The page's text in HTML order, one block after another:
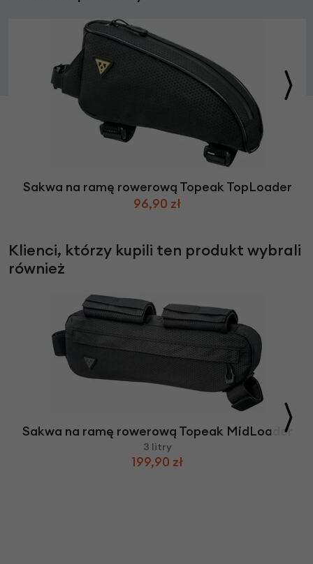
Sakwa na ramę rowerową Topeak TopLoader
96,90 zł
Klienci, którzy kupili ten produkt wybrali
również
Sakwa na ramę rowerową Topeak MidLoader
3 litry
199,90 zł